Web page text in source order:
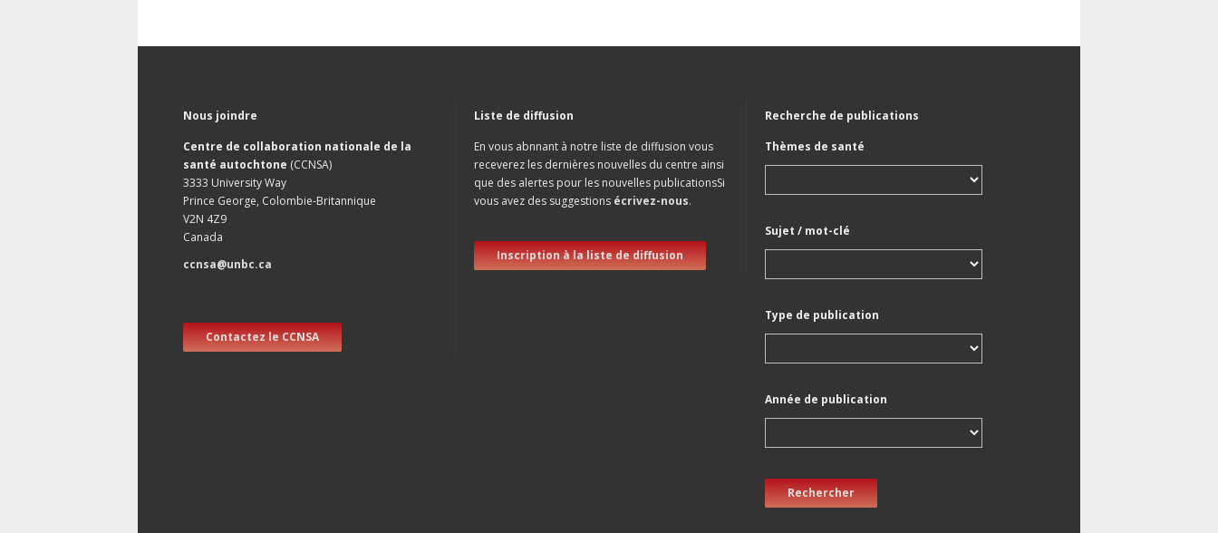
Nous joindre
Centre de collaboration nationale de la
santé autochtone (CCNSA)
3333 University Way
Prince George, Colombie-Britannique
V2N 4Z9
Canada
ccnsa@unbc.ca
Contactez le CCNSA
Liste de diffusion
En vous abnnant à notre liste de diffusion vous
receverez les dernières nouvelles du centre ainsi
que des alertes pour les nouvelles publicationsSi
vous avez des suggestions écrivez-nous.
Inscription à la liste de diffusion
Recherche de publications
Thèmes de santé
Sujet / mot-clé
Type de publication
Année de publication
Rechercher